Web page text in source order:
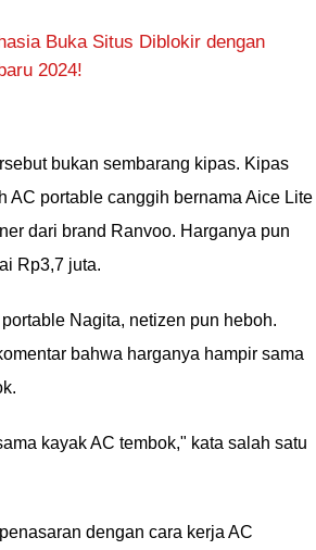
Buka Situs Diblokir dengan
2024!
bukan sembarang kipas. Kipas
AC portable canggih bernama Aice Lite
dari brand Ranvoo. Harganya pun
Rp3,7 juta.
Nagita, netizen pun heboh.
bahwa harganya hampir sama
kayak AC tembok," kata salah satu
dengan cara kerja AC